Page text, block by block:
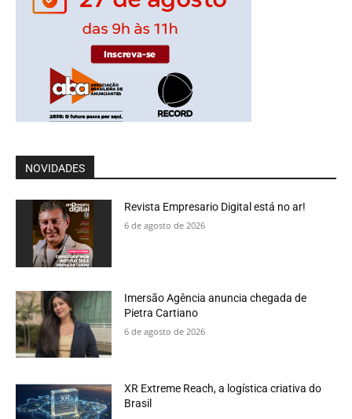
NOVIDADES
Revista Empresario Digital está no ar!
6 de agosto de 2026
Imersão Agência anuncia chegada de
Pietra Cartiano
6 de agosto de 2026
XR Extreme Reach, a logística criativa do
Brasil